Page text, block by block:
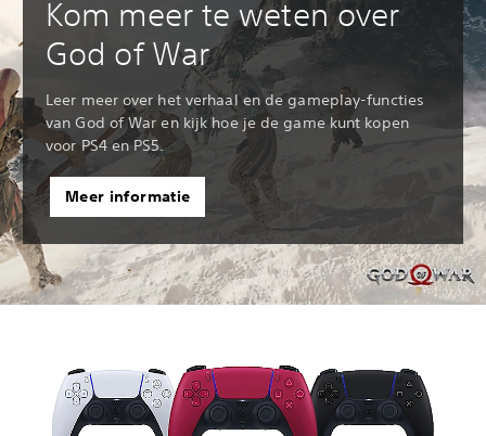
Kom meer te weten over
God of War
Leer meer over het verhaal en de gameplay-functies
van God of War en kijk hoe je de game kunt kopen
voor PS4 en PS5.
Meer informatie